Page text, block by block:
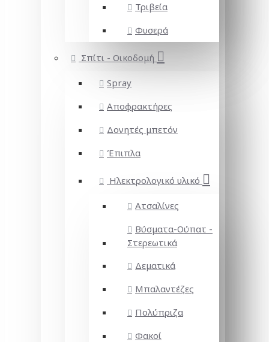
Τριβεία
Φυσερά
Σπίτι - Οικοδομή
Spray
Αποφρακτήρες
Δονητές μπετόν
Έπιπλα
Ηλεκτρολογικό υλικό
Ατσαλίνες
Βύσματα-Ούπατ -
Στερεωτικά
Δεματικά
Μπαλαντέζες
Πολύπριζα
Φακοί